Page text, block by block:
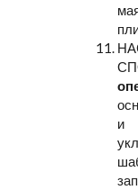
и